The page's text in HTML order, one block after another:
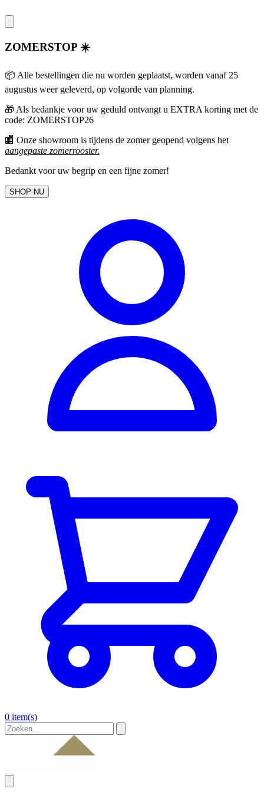
ZOMERSTOP ☀️
📦 Alle bestellingen die nu worden geplaatst, worden vanaf 25
augustus weer geleverd, op volgorde van planning.
🎁 Als bedankje voor uw geduld ontvangt u EXTRA korting met de
code: ZOMERSTOP26
🏬 Onze showroom is tijdens de zomer geopend volgens het
aangepaste zomerrooster.
Bedankt voor uw begrip en een fijne zomer!
SHOP NU
0 item(s)